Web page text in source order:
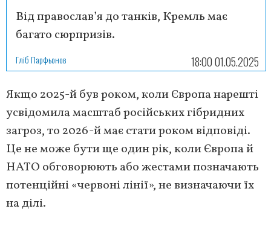
Від православ’я до танків, Кремль має
багато сюрпризів.
Гліб Парфьонов 18:00 01.05.2025
Якщо 2025-й був роком, коли Європа нарешті
усвідомила масштаб російських гібридних
загроз, то 2026-й має стати роком відповіді.
Це не може бути ще один рік, коли Європа й
НАТО обговорюють або жестами позначають
потенційні «червоні лінії», не визначаючи їх
на ділі.